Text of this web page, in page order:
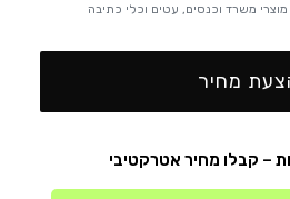
מוצרי משרד וכנסים, עטים וכלי כתיבה
מחיר